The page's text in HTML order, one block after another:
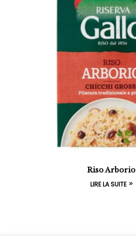
Riso Arborio
LIRE LA SUITE